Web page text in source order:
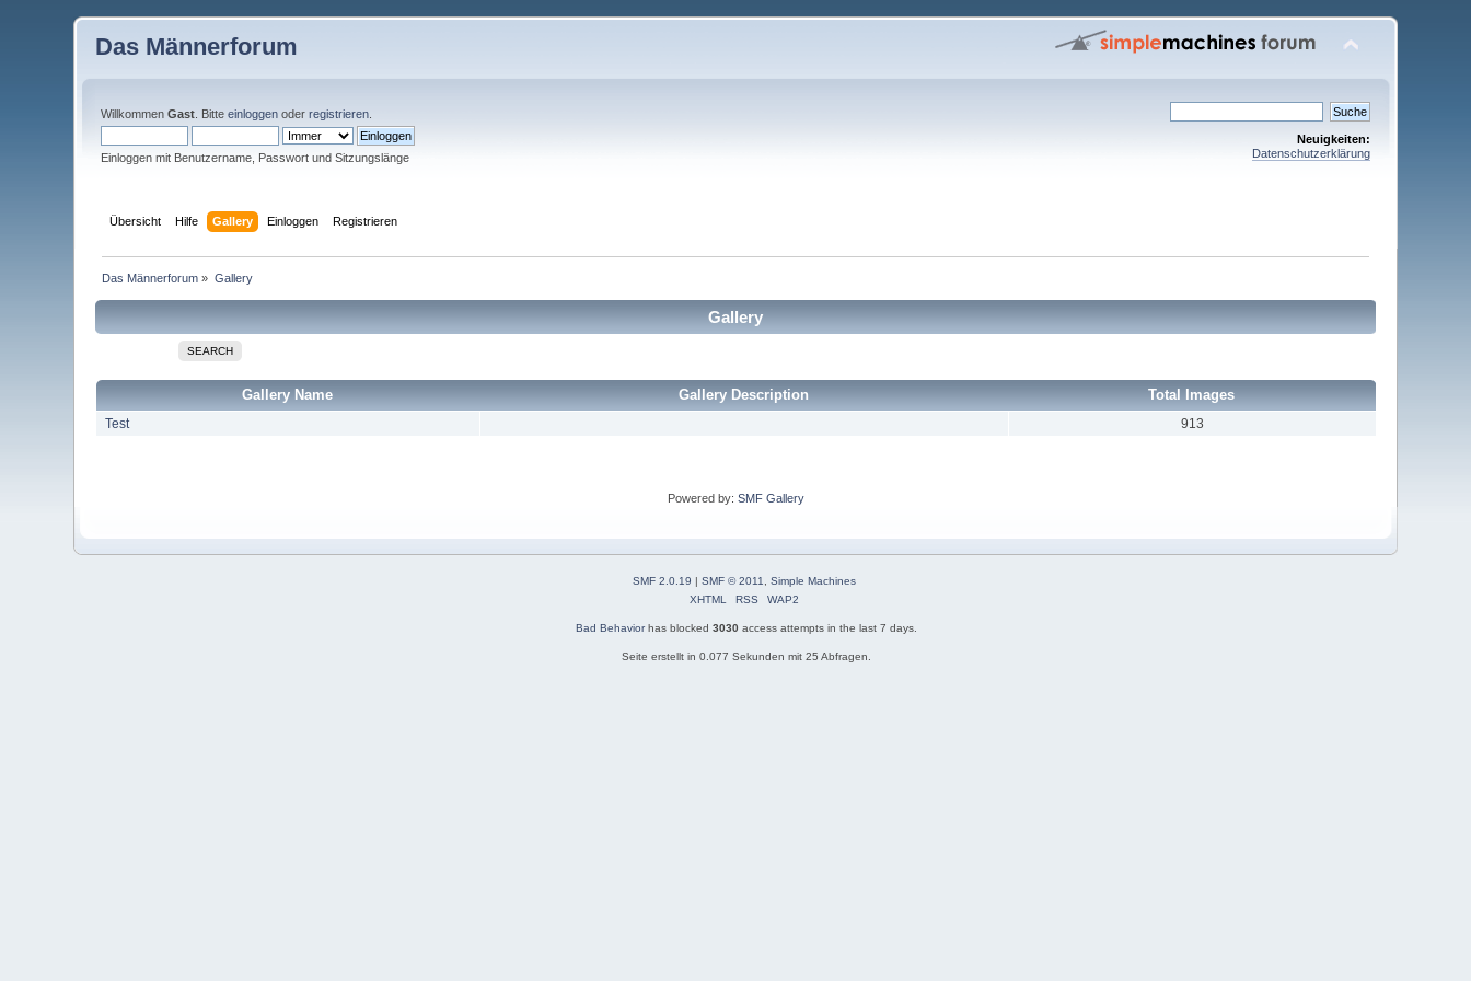
Das Männerforum
WillkommenGast . Bitteeinloggen oderregistrieren
Einloggen mit Benutzername, Passwort und Sitzungslänge
Neuigkeiten:
Datenschutzerklärung
Übersicht Hilfe Gallery Einloggen Registrieren
Das Männerforum » Gallery
Gallery
SEARCH
Gallery Name Gallery Description Total Images
Test 913
Powered by: SMF Gallery
SMF 2.0.19 | SMF © 2011
Simple Machines
XHTML
RSS WAP2
Bad Behaviorhas blocked 3030 access attempts in the last 7 days.
Seite erstellt in 0.077 Sekunden mit 25 Abfragen.